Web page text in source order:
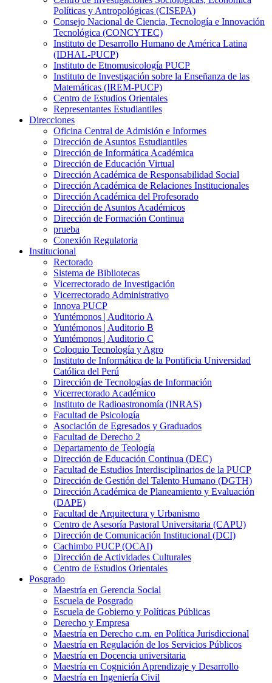
Políticas y Antropológicas (CISEPA)
Consejo Nacional de Ciencia, Tecnología e Innovación
Tecnológica (CONCYTEC)
Instituto de Desarrollo Humano de América Latina
(IDHAL-PUCP)
Instituto de Etnomusicología PUCP
Instituto de Investigación sobre la Enseñanza de las
Matemáticas (IREM-PUCP)
Centro de Estudios Orientales
Representantes Estudiantiles
Direcciones
Oficina Central de Admisión e Informes
Dirección de Asuntos Estudiantiles
Dirección de Informática Académica
Dirección de Educación Virtual
Dirección Académica de Responsabilidad Social
Dirección Académica de Relaciones Institucionales
Dirección Académica del Profesorado
Dirección de Asuntos Académicos
Dirección de Formación Continua
prueba
Conexión Regulatoria
Institucional
Rectorado
Sistema de Bibliotecas
Vicerrectorado de Investigación
Vicerrectorado Administrativo
Innova PUCP
Yuntémonos | Auditorio A
Yuntémonos | Auditorio B
Yuntémonos | Auditorio C
Coloquio Tecnología y Agro
Instituto de Informática de la Pontificia Universidad
Católica del Perú
Dirección de Tecnologías de Información
Vicerrectorado Académico
Instituto de Radioastronomía (INRAS)
Facultad de Psicología
Asociación de Egresados y Graduados
Facultad de Derecho 2
Departamento de Teología
Dirección de Educación Continua (DEC)
Facultad de Estudios Interdisciplinarios de la PUCP
Dirección de Gestión del Talento Humano (DGTH)
Dirección Académica de Planeamiento y Evaluación
(DAPE)
Facultad de Arquitectura y Urbanismo
Centro de Asesoría Pastoral Universitaria (CAPU)
Dirección de Comunicación Institucional (DCI)
Cachimbo PUCP (OCAI)
Dirección de Actividades Culturales
Centro de Estudios Orientales
Posgrado
Maestría en Gerencia Social
Escuela de Posgrado
Escuela de Gobierno y Políticas Públicas
Derecho y Empresa
Maestría en Derecho c.m. en Política Jurisdiccional
Maestría en Regulación de los Servicios Públicos
Maestría en Docencia universitaria
Maestría en Cognición Aprendizaje y Desarrollo
Maestría en Ingeniería Civil